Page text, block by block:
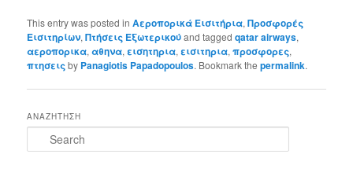
This entry was posted inΑεροπορικά Εισιτήρια,Προσφορές
Εισιτηρίων,Πτήσεις Εξωτερικούand taggedqatar airways,
αεροπορικα,αθηνα,εισητηρια,εισιτηρια,προσφορες,
πτησειςby Panagiotis Papadopoulos. Bookmark thepermalink.
ΑΝΑΖΗΤΗΣΗ
e